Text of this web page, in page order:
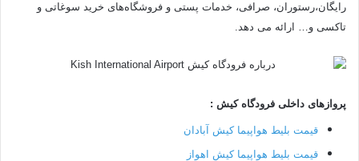
رایگان،رستوران، صرافی، خدمات پستی و فروشگاه‌های خرید سوغاتی و
تاکسی و… ارائه می دهد.
پروازهای داخلی فرودگاه کیش :
قیمت بلیط هواپیما کیش آبادان
قیمت بلیط هواپیما کیش اهواز